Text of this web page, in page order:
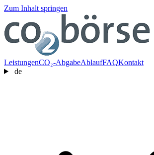
Zum Inhalt springen
LeistungenCO₂-AbgabeAblaufFAQKontakt
de